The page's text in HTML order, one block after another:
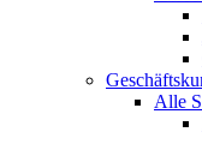
Alle